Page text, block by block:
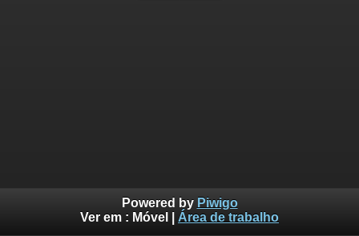
Powered by Piwigo
Ver em : Móvel Área de trabalho